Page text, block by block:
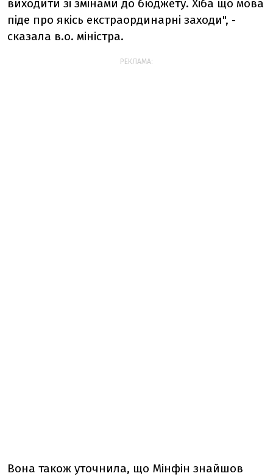
виходити зі змінами до бюджету. Хіба що мова
піде про якісь екстраординарні заходи", -
сказала в.о. міністра.
РЕКЛАМА:
Вона також уточнила, що Мінфін знайшов